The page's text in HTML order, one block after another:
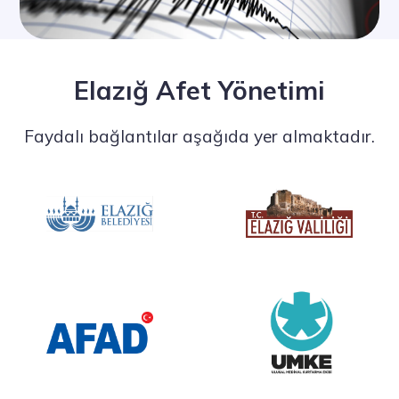
Elazığ Afet Yönetimi
Faydalı bağlantılar aşağıda yer almaktadır.